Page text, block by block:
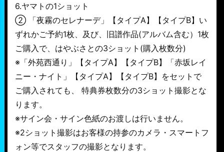
6.ヤマトの1ショット
② 「夜霧のセレナーデ」【タイプA】【タイプB】い
ずれかご予約1枚、及び、旧譜作品(アルバム含む）1枚
ご購入で、はやぶさとの3ショット(購入枚数分)
※「外苑西通り」【タイプA】【タイプB】「赤坂レイ
ニー・ナイト」【タイプA】【タイプB】をセットで
ご購入されても、 特典券枚数分の3ショット撮影とな
ります。
※サイン会・サイン色紙のお渡しは行いません。
※2ショット撮影はお客様の持参のカメラ・スマートフ
ォン等でスタッフの撮影となります。